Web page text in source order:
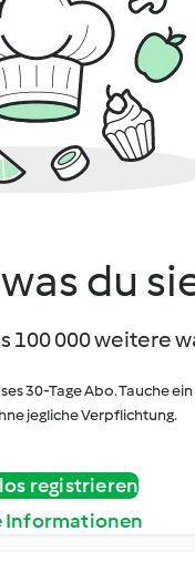
du
100 000 weitere
30-Tage Abo. Tauche
jegliche Verpflichtung.
registrieren
Informationen